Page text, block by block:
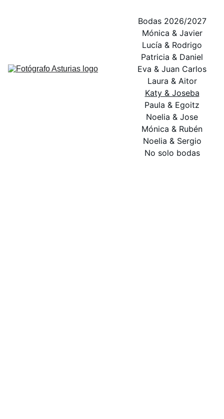
Bodas 2026/2027
Mónica & Javier
Lucía & Rodrigo
Patricia & Daniel
Eva & Juan Carlos
Laura & Aitor
Katy & Joseba
Paula & Egoitz
Noelia & Jose
Mónica & Rubén
Noelia & Sergio
No solo bodas